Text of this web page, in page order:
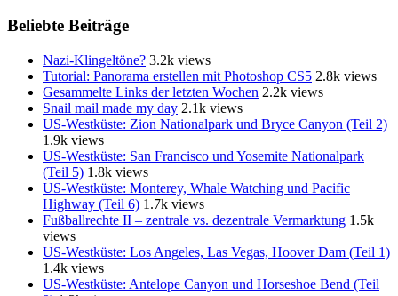
Beliebte Beiträge
Nazi-Klingeltöne? 3.2k views
Tutorial: Panorama erstellen mit Photoshop CS5 2.8k views
Gesammelte Links der letzten Wochen 2.2k views
Snail mail made my day 2.1k views
US-Westküste: Zion Nationalpark und Bryce Canyon (Teil 2)
1.9k views
US-Westküste: San Francisco und Yosemite Nationalpark
(Teil 5) 1.8k views
US-Westküste: Monterey, Whale Watching und Pacific
Highway (Teil 6) 1.7k views
Fußballrechte II – zentrale vs. dezentrale Vermarktung 1.5k
views
US-Westküste: Los Angeles, Las Vegas, Hoover Dam (Teil 1)
1.4k views
US-Westküste: Antelope Canyon und Horseshoe Bend (Teil